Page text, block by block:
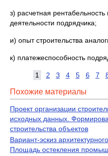
з) расчетная
деятельности подрядчика;
и) опыт строительства
к) платежеспособность
1 2 3 4 5 6 7
Похожие материалы
Проект организации
исходных данных.
строительства объектов
Вариант-эскиз
Площадь остекления